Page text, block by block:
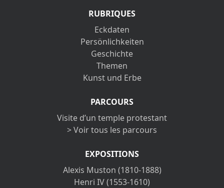
RUBRIQUES
Eckdaten
Persönlichkeiten
Geschichte
Themen
Kunst und Erbe
PARCOURS
Visite d’un temple protestant
> Voir tous les parcours
EXPOSITIONS
Alexis Muston (1810-1888)
Henri IV (1553-1610)